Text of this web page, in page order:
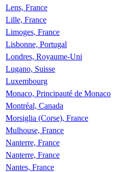
Lens, France
Lille, France
Limoges, France
Lisbonne, Portugal
Londres, Royaume-Uni
Lugano, Suisse
Luxembourg
Monaco, Principauté de Monaco
Montréal, Canada
Morsiglia (Corse), France
Mulhouse, France
Nanterre, France
Nanterre, France
Nantes, France